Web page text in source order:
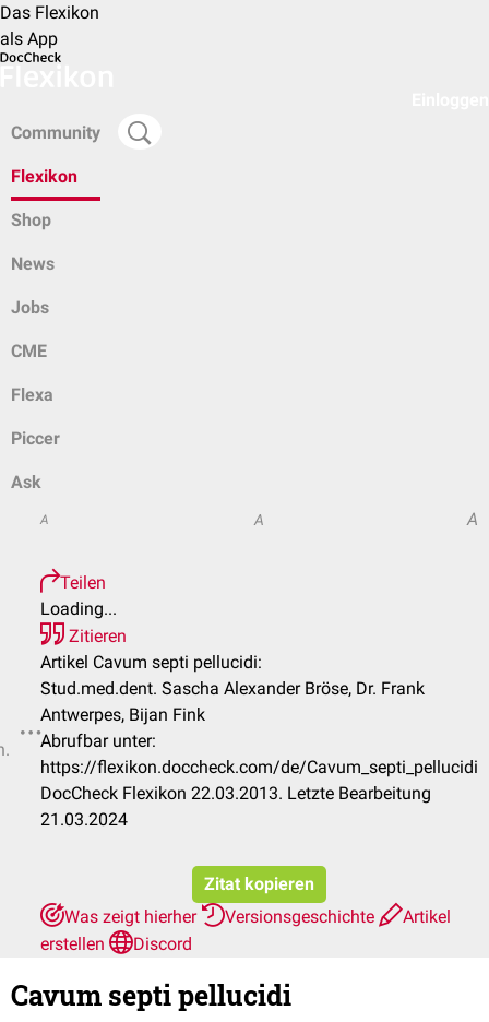
Das Flexikon
als App
Community
Flexikon
Shop
News
Jobs
CME
Flexa
Piccer
Ask
A A A
Teilen
Loading...
Zitieren
Artikel Cavum septi pellucidi:
Stud.med.dent. Sascha Alexander Bröse, Dr. Frank
Antwerpes, Bijan Fink
Abrufbar unter:
https://flexikon.doccheck.com/de/Cavum_septi_pellucidi
DocCheck Flexikon 22.03.2013. Letzte Bearbeitung
21.03.2024
Zitat kopieren
Was zeigt hierher
Versionsgeschichte
Artikel
erstellen
Discord
Cavum septi pellucidi